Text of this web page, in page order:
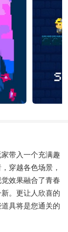
带入一个充满趣
穿越各色场景，
效果融合了青春
。更让人欣喜的
具将是您通关的